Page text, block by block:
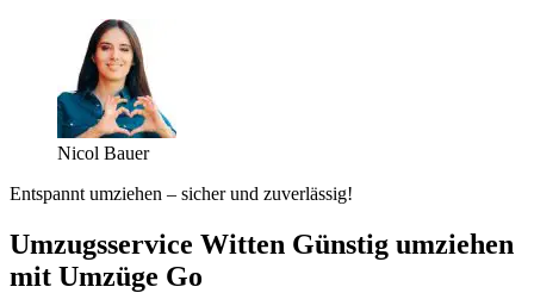
Nicol Bauer
Entspannt umziehen – sicher und zuverlässig!
Umzugsservice Witten Günstig umziehen
mit Umzüge Go